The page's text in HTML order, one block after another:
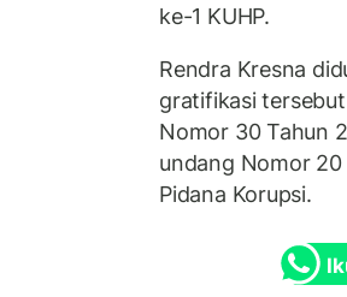
ke-1 KUHP.
Rendra Kresna
gratifikasi tersebut
Nomor 30 Tahun
undang Nomor
Pidana Korupsi.